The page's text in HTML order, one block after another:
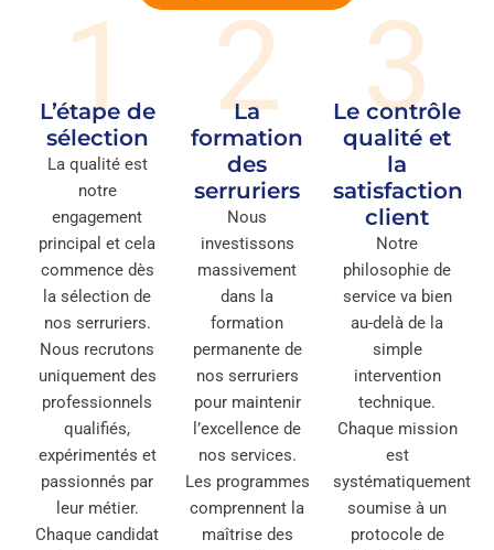
1
L’étape de
sélection
La qualité est
notre
engagement
principal et cela
commence dès
la sélection de
nos serruriers.
Nous recrutons
uniquement des
professionnels
qualifiés,
expérimentés et
passionnés par
leur métier.
Chaque candidat
2
La
formation
des
serruriers
Nous
investissons
massivement
dans la
formation
permanente de
nos serruriers
pour maintenir
l’excellence de
nos services.
Les programmes
comprennent la
maîtrise des
3
Le contrôle
qualité et
la
satisfaction
client
Notre
philosophie de
service va bien
au-delà de la
simple
intervention
technique.
Chaque mission
est
systématiquement
soumise à un
protocole de